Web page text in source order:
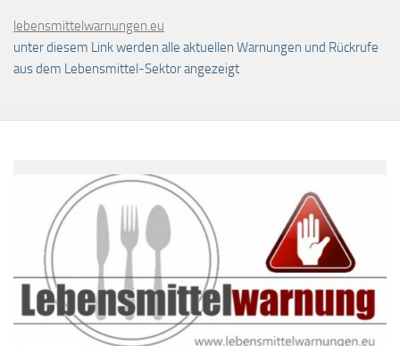
lebensmittelwarnungen.eu
unter diesem Link werden alle aktuellen Warnungen und Rückrufe
aus dem Lebensmittel-Sektor angezeigt